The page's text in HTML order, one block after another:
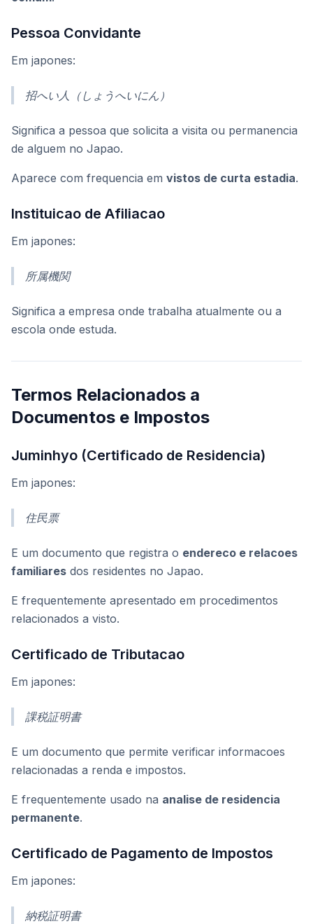
Pessoa Convidante
Em japones:
招へい人（しょうへいにん）
Significa a pessoa que solicita a visita ou permanencia
de alguem no Japao.
Aparece com frequencia em vistos de curta estadia.
Instituicao de Afiliacao
Em japones:
所属機関
Significa a empresa onde trabalha atualmente ou a
escola onde estuda.
Termos Relacionados a
Documentos e Impostos
Juminhyo (Certificado de Residencia)
Em japones:
住民票
E um documento que registra o endereco e relacoes
familiares dos residentes no Japao.
E frequentemente apresentado em procedimentos
relacionados a visto.
Certificado de Tributacao
Em japones:
課税証明書
E um documento que permite verificar informacoes
relacionadas a renda e impostos.
E frequentemente usado na analise de residencia
permanente.
Certificado de Pagamento de Impostos
Em japones:
納税証明書